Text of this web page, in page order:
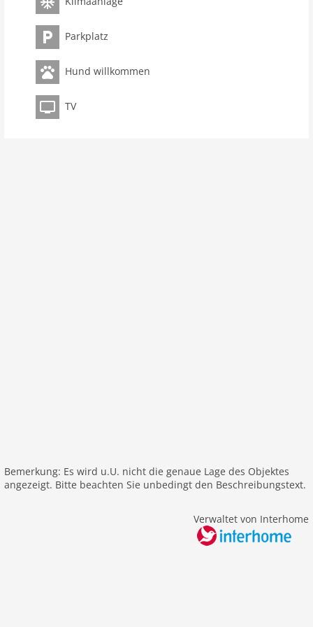
Internet
Fernseher
internationales TV
W-LAN
Außenbereich
Grill
Parkplatz
Hund willkommen
TV
Bemerkung: Es wird u.U. nicht die genaue Lage des Objektes
angezeigt. Bitte beachten Sie unbedingt den Beschreibungstext.
Verwaltet von Interhome